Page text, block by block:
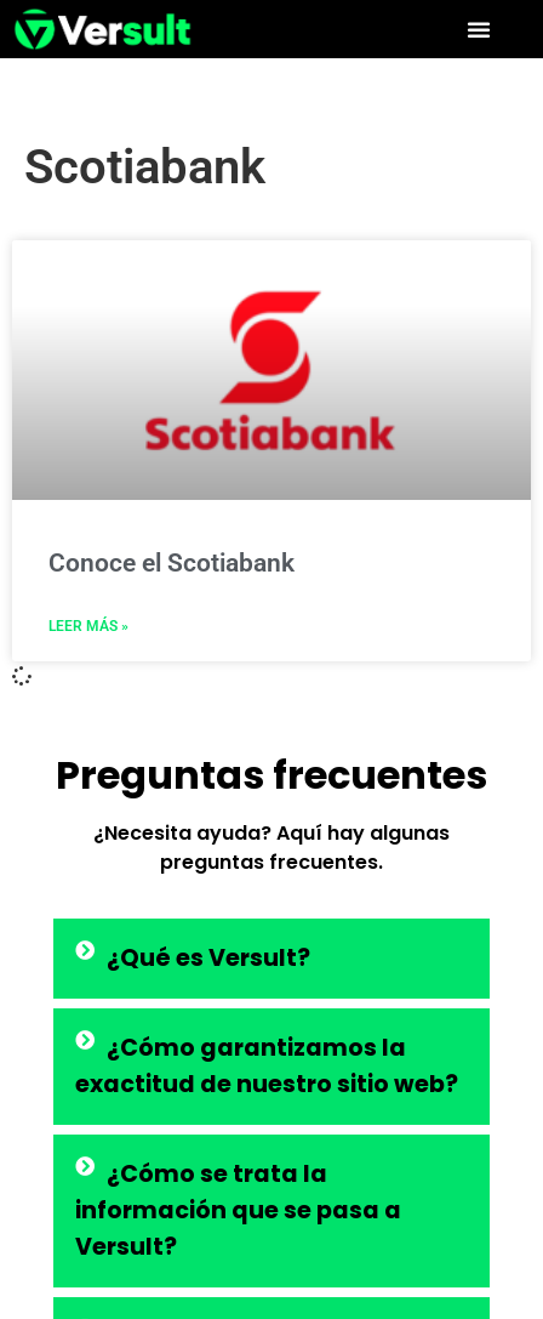
Scotiabank
Conoce el Scotiabank
LEER MÁS »
Preguntas frecuentes
¿Necesita ayuda? Aquí hay algunas
preguntas frecuentes.
¿Qué es Versult?
¿Cómo garantizamos la
exactitud de nuestro sitio web?
¿Cómo se trata la
información que se pasa a
Versult?